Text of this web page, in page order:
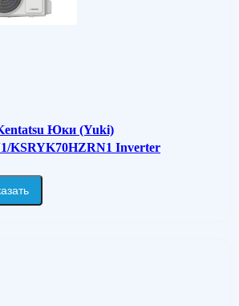
Юки (Yuki)
KSRYK70HZRN1 Inverter